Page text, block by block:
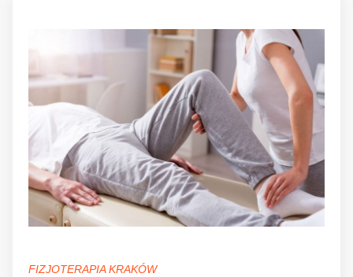
FIZJOTERAPIA KRAKÓW